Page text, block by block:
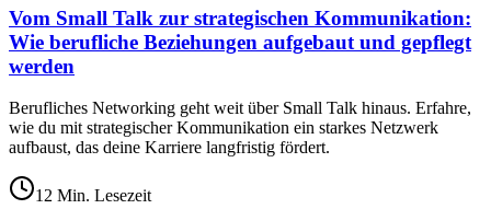
Vom Small Talk zur strategischen Kommunikation:
Wie berufliche Beziehungen aufgebaut und gepflegt
werden
Berufliches Networking geht weit über Small Talk hinaus. Erfahre,
wie du mit strategischer Kommunikation ein starkes Netzwerk
aufbaust, das deine Karriere langfristig fördert.
12 Min. Lesezeit